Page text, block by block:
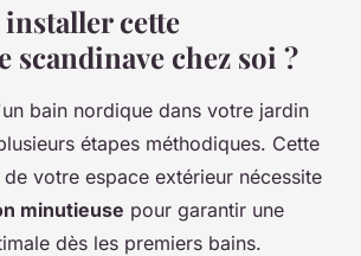
cette
scandinave chez soi ?
bain nordique dans votre jardin
étapes méthodiques. Cette
votre espace extérieur nécessite
minutieuse pour garantir une
dès les premiers bains.